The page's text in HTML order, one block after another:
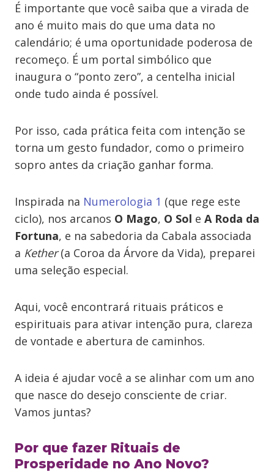
É importante que você saiba que a virada de
ano é muito mais do que uma data no
calendário; é uma oportunidade poderosa de
recomeço. É um portal simbólico que
inaugura o “ponto zero”, a centelha inicial
onde tudo ainda é possível.
Por isso, cada prática feita com intenção se
torna um gesto fundador, como o primeiro
sopro antes da criação ganhar forma.
Inspirada na Numerologia 1 (que rege este
ciclo), nos arcanos O Mago, O Sol e A Roda da
Fortuna, e na sabedoria da Cabala associada
a Kether(a Coroa da Árvore da Vida), preparei
uma seleção especial.
Aqui, você encontrará rituais práticos e
espirituais para ativar intenção pura, clareza
de vontade e abertura de caminhos.
A ideia é ajudar você a se alinhar com um ano
que nasce do desejo consciente de criar.
Vamos juntas?
Por que fazer Rituais de
Prosperidade no Ano Novo?